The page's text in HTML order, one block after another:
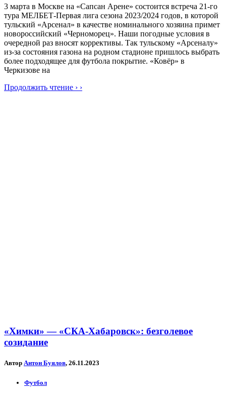
3 марта в Москве на «Сапсан Арене» состоится встреча 21-го
тура МЕЛБЕТ-Первая лига сезона 2023/2024 годов, в которой
тульский «Арсенал» в качестве номинального хозяина примет
новороссийский «Черноморец». Наши погодные условия в
очередной раз вносят коррективы. Так тульскому «Арсеналу»
из-за состояния газона на родном стадионе пришлось выбрать
более подходящее для футбола покрытие. «Ковёр» в
Черкизове на
Продолжить чтение › ›
«Химки» — «СКА-Хабаровск»: безголевое
созидание
Автор Антон Буялов, 26.11.2023
Футбол